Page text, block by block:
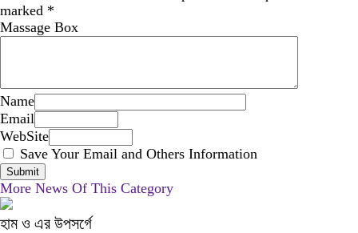
marked *
Massage Box
Name
Email
WebSite
Save Your Email and Others Information
More News Of This Category
হাম ও এর উপসর্গে